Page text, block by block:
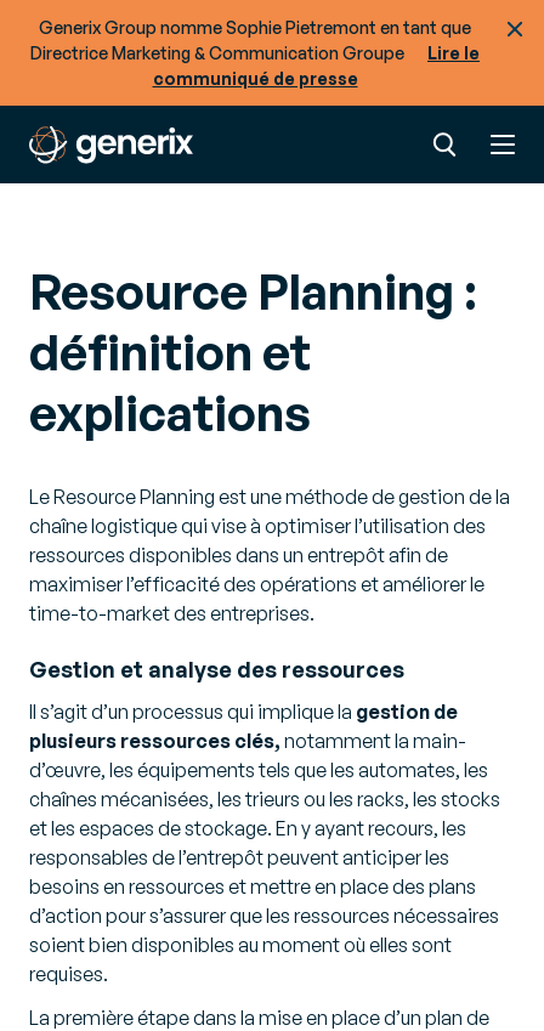
Generix Group nomme Sophie Pietremont en tant que
Directrice Marketing & Communication Groupe
Lire le
communiqué de presse
Resource Planning :
définition et
explications
Le Resource Planning est une méthode de gestion de la
chaîne logistique qui vise à optimiser l’utilisation des
ressources disponibles dans un entrepôt afin de
maximiser l’efficacité des opérations et améliorer le
time-to-marketdes entreprises.
Gestion et analyse des ressources
Il s’agit d’un processus qui implique la gestion de
plusieurs ressources clés, notamment la main-
d’œuvre, les équipements tels que les automates, les
chaînes mécanisées, les trieurs ou les racks, les stocks
et les espaces de stockage. En y ayant recours, les
responsables de l’entrepôt peuvent anticiper les
besoins en ressources et mettre en place des plans
d’action pour s’assurer que les ressources nécessaires
soient bien disponibles au moment où elles sont
requises.
La première étape dans la mise en place d’un plan de